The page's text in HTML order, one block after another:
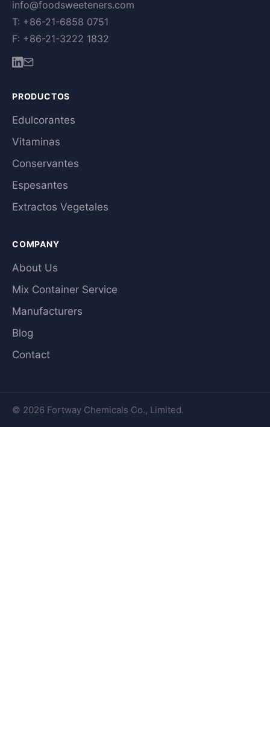
info@foodsweeteners.com
T: +86-21-6858 0751
F: +86-21-3222 1832
PRODUCTOS
Edulcorantes
Vitaminas
Conservantes
Espesantes
Extractos Vegetales
COMPANY
About Us
Mix Container Service
Manufacturers
Blog
Contact
© 2026 Fortway Chemicals Co., Limited.